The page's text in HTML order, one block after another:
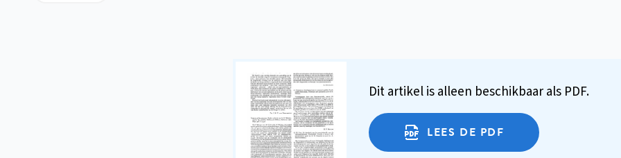
Dit artikel is alleen beschikbaar als PDF.
LEES DE PDF